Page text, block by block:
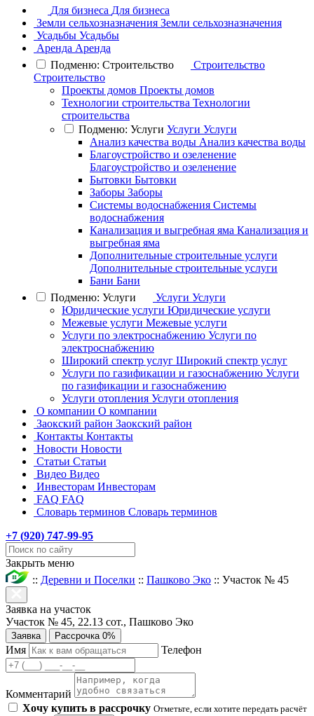
Для бизнеса Для бизнеса
Земли сельхозназначения Земли сельхозназначения
Усадьбы Усадьбы
Аренда Аренда
Подменю: Строительство
Строительство
Строительство
Проекты домов Проекты домов
Технологии строительства Технологии
строительства
Подменю: Услуги Услуги Услуги
Анализ качества воды Анализ качества воды
Благоустройство и озеленение
Благоустройство и озеленение
Бытовки Бытовки
Заборы Заборы
Системы водоснабжения Системы
водоснабжения
Канализация и выгребная яма Канализация и
выгребная яма
Дополнительные строительные услуги
Дополнительные строительные услуги
Бани Бани
Подменю: Услуги
Услуги Услуги
Юридические услуги Юридические услуги
Межевые услуги Межевые услуги
Услуги по электроснабжению Услуги по
электроснабжению
Широкий спектр услуг Широкий спектр услуг
Услуги по газификации и газоснабжению Услуги
по газификации и газоснабжению
Услуги отопления Услуги отопления
О компании О компании
Заокский район Заокский район
Контакты Контакты
Новости Новости
Статьи Статьи
Видео Видео
Инвесторам Инвесторам
FAQ FAQ
Словарь терминов Словарь терминов
+7 (920) 747-99-95
Закрыть меню
:: Деревни и Поселки :: Пашково Эко :: Участок № 45
Заявка на участок
Участок № 45, 22.13 сот., Пашково Эко
Заявка Рассрочка 0%
Имя Телефон
Комментарий
Хочу купить в рассрочку Отметьте, если хотите передать расчёт